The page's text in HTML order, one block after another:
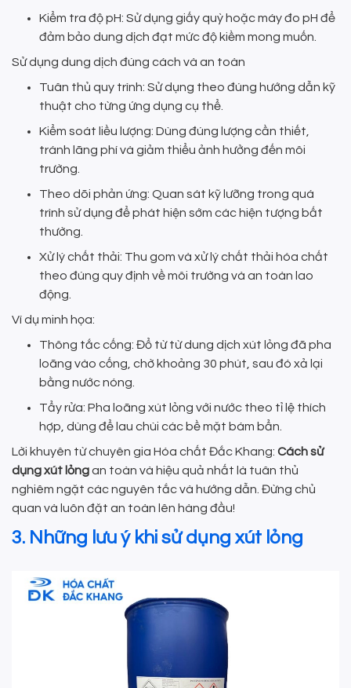
Kiểm tra độ pH: Sử dụng giấy quỳ hoặc máy đo pH để
đảm bảo dung dịch đạt mức độ kiềm mong muốn.
Sử dụng dung dịch đúng cách và an toàn
Tuân thủ quy trình: Sử dụng theo đúng hướng dẫn kỹ
thuật cho từng ứng dụng cụ thể.
Kiểm soát liều lượng: Dùng đúng lượng cần thiết,
tránh lãng phí và giảm thiểu ảnh hưởng đến môi
trường.
Theo dõi phản ứng: Quan sát kỹ lưỡng trong quá
trình sử dụng để phát hiện sớm các hiện tượng bất
thường.
Xử lý chất thải: Thu gom và xử lý chất thải hóa chất
theo đúng quy định về môi trường và an toàn lao
động.
Ví dụ minh họa:
Thông tắc cống: Đổ từ từ dung dịch xút lỏng đã pha
loãng vào cống, chờ khoảng 30 phút, sau đó xả lại
bằng nước nóng.
Tẩy rửa: Pha loãng xút lỏng với nước theo tỉ lệ thích
hợp, dùng để lau chùi các bề mặt bám bẩn.
Lời khuyên từ chuyên gia Hóa chất Đắc Khang: Cách sử
dụng xút lỏngan toàn và hiệu quả nhất là tuân thủ
nghiêm ngặt các nguyên tắc và hướng dẫn. Đừng chủ
quan và luôn đặt an toàn lên hàng đầu!
3. Những lưu ý khi sử dụng xút lỏng